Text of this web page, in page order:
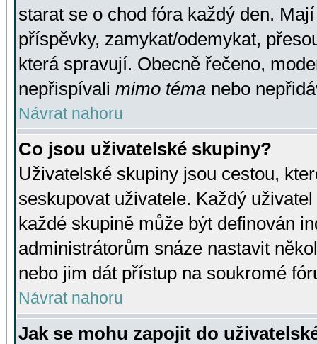
starat se o chod fóra každý den.
příspěvky, zamykat/odemykat,
která spravují. Obecně řečeno,
nepřispívali mimo téma nebo
Návrat nahoru
Co jsou uživatelské skupiny?
Uživatelské skupiny jsou cestou,
seskupovat uživatele. Každý
každé skupině může být definován
administrátorům snáze nastavit
nebo jim dát přístup na soukromé
Návrat nahoru
Jak se mohu zapojit do